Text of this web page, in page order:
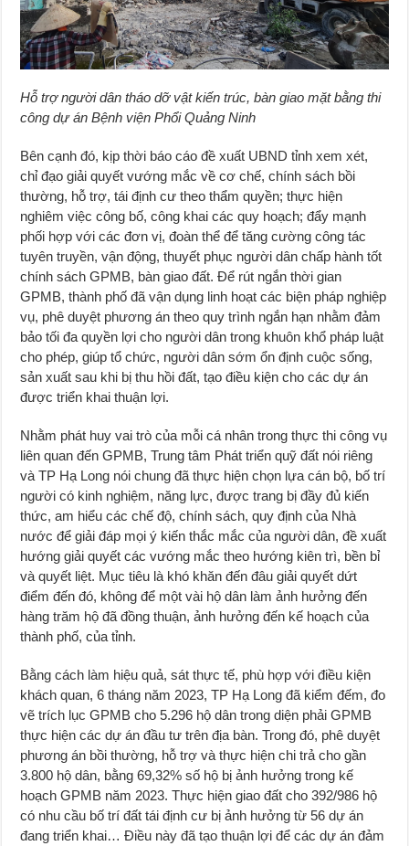
Hỗ trợ người dân tháo dỡ vật kiến trúc, bàn giao mặt bằng thi
công dự án Bệnh viện Phổi Quảng Ninh
Bên cạnh đó, kịp thời báo cáo đề xuất UBND tỉnh xem xét,
chỉ đạo giải quyết vướng mắc về cơ chế, chính sách bồi
thường, hỗ trợ, tái định cư theo thẩm quyền; thực hiện
nghiêm việc công bố, công khai các quy hoạch; đẩy mạnh
phối hợp với các đơn vị, đoàn thể để tăng cường công tác
tuyên truyền, vận động, thuyết phục người dân chấp hành tốt
chính sách GPMB, bàn giao đất. Để rút ngắn thời gian
GPMB, thành phố đã vận dụng linh hoạt các biện pháp nghiệp
vụ, phê duyệt phương án theo quy trình ngắn hạn nhằm đảm
bảo tối đa quyền lợi cho người dân trong khuôn khổ pháp luật
cho phép, giúp tổ chức, người dân sớm ổn định cuộc sống,
sản xuất sau khi bị thu hồi đất, tạo điều kiện cho các dự án
được triển khai thuận lợi.
Nhằm phát huy vai trò của mỗi cá nhân trong thực thi công vụ
liên quan đến GPMB, Trung tâm Phát triển quỹ đất nói riêng
và TP Hạ Long nói chung đã thực hiện chọn lựa cán bộ, bố trí
người có kinh nghiệm, năng lực, được trang bị đầy đủ kiến
thức, am hiểu các chế độ, chính sách, quy định của Nhà
nước để giải đáp mọi ý kiến thắc mắc của người dân, đề xuất
hướng giải quyết các vướng mắc theo hướng kiên trì, bền bỉ
và quyết liệt. Mục tiêu là khó khăn đến đâu giải quyết dứt
điểm đến đó, không để một vài hộ dân làm ảnh hưởng đến
hàng trăm hộ đã đồng thuận, ảnh hưởng đến kế hoạch của
thành phố, của tỉnh.
Bằng cách làm hiệu quả, sát thực tế, phù hợp với điều kiện
khách quan, 6 tháng năm 2023, TP Hạ Long đã kiểm đếm, đo
vẽ trích lục GPMB cho 5.296 hộ dân trong diện phải GPMB
thực hiện các dự án đầu tư trên địa bàn. Trong đó, phê duyệt
phương án bồi thường, hỗ trợ và thực hiện chi trả cho gần
3.800 hộ dân, bằng 69,32% số hộ bị ảnh hưởng trong kế
hoạch GPMB năm 2023. Thực hiện giao đất cho 392/986 hộ
có nhu cầu bố trí đất tái định cư bị ảnh hưởng từ 56 dự án
đang triển khai… Điều này đã tạo thuận lợi để các dự án đảm